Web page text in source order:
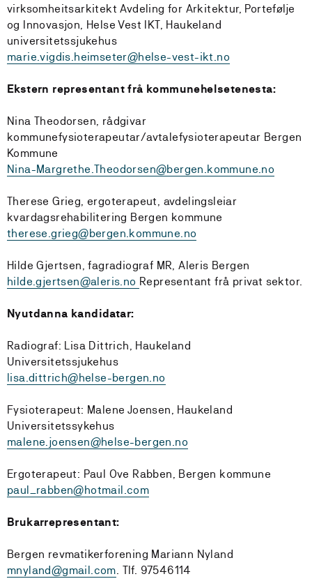
virksomheitsarkitekt Avdeling for Arkitektur, Portefølje
og Innovasjon, Helse Vest IKT, Haukeland
universitetssjukehus
marie.vigdis.heimseter@helse-vest-ikt.no
Ekstern representant frå kommunehelsetenesta:
Nina Theodorsen, rådgivar
kommunefysioterapeutar/avtalefysioterapeutar Bergen
Kommune
Nina-Margrethe.Theodorsen@bergen.kommune.no
Therese Grieg, ergoterapeut, avdelingsleiar
kvardagsrehabilitering Bergen kommune
therese.grieg@bergen.kommune.no
Hilde Gjertsen, fagradiograf MR, Aleris Bergen
hilde.gjertsen@aleris.no Representant frå privat sektor.
Nyutdanna kandidatar:
Radiograf: Lisa Dittrich, Haukeland
Universitetssjukehus
lisa.dittrich@helse-bergen.no
Fysioterapeut: Malene Joensen, Haukeland
Universitetssykehus
malene.joensen@helse-bergen.no
Ergoterapeut: Paul Ove Rabben, Bergen kommune
paul_rabben@hotmail.com
Brukarrepresentant:
Bergen revmatikerforening Mariann Nyland
mnyland@gmail.com. Tlf. 97546114